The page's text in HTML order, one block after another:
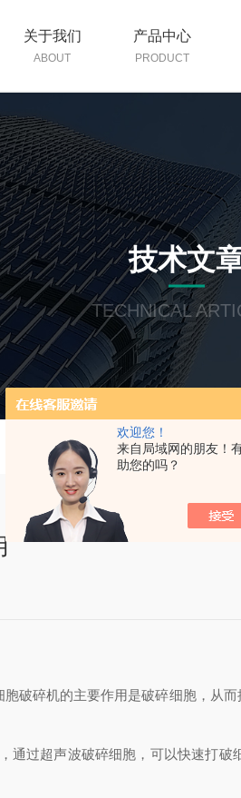
欢迎您！
来自局域网的朋友！
助您的吗？
关于我们
ABOUT
产品中心
PRODUCT
技术文
TECHNICAL
破碎机的主要作用是破碎细胞，从
过超声波破碎细胞，可以快速打